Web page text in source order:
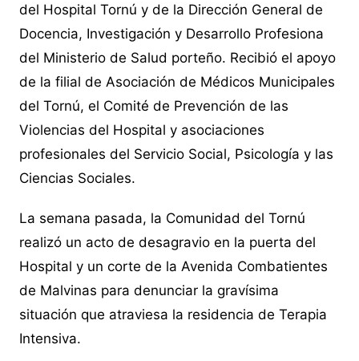
del Hospital Tornú y de la Dirección General de
Docencia, Investigación y Desarrollo Profesiona
del Ministerio de Salud porteño. Recibió el apoyo
de la filial de Asociación de Médicos Municipales
del Tornú, el Comité de Prevención de las
Violencias del Hospital y asociaciones
profesionales del Servicio Social, Psicología y las
Ciencias Sociales.
La semana pasada, la Comunidad del Tornú
realizó un acto de desagravio en la puerta del
Hospital y un corte de la Avenida Combatientes
de Malvinas para denunciar la gravísima
situación que atraviesa la residencia de Terapia
Intensiva.